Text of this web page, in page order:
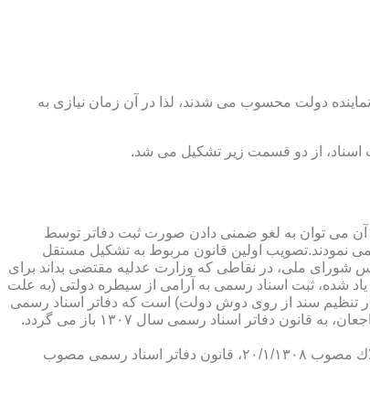
دولت محسوب می شدند، لذا در آن زمان نیازی به
كه از عمده ترین تغییرات آن می توان به لغو ضمنی دادن صورت ثبت دفاتر توسط
نمودند.تصویب اولین قانون مربوط به تشكیل مستقل
مطابق ماده ۱ قانون تشكیل دفاتر اسناد رسمی مصوب ۱۳/۱۱/۱۳۰۷ كمیسیون عدلیه مجلس شورای ملی، در نقاطی كه وزارت عدلیه مقتضی بداند برای
شده، ثبت اسناد رسمی به آرامی از سیطره دولتی (به علت
تنظیم سند از روی دوش دولت) است كه دفاتر اسناد رسمی
شكل می گیرد، علی رغم اینكه صلاحیت دفاتر در آن زمان محلی بوده است. به عبارت دیگر اولین اقدام مربوط به خصوصی سازی تنظیم اسناد مراجعان، به قانون دفاتر اسناد رسمی سال ۱۳۰۷ باز می گردد.
در آن زمان، هر دفتر اسناد رسمی مركب از یك نفر صاحب دفتر و لااقل یك نفر نماینده اداره ثبت اسناد بوده است. با تصویب قانون ثبت اسناد و املاك مصوب ۲۰/۱/۱۳۰۸، قانون دفاتر اسناد رسمی مصوب